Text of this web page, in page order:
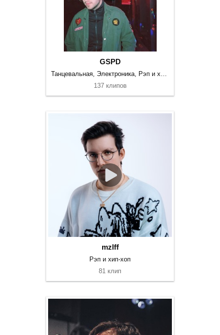
GSPD
Танцевальная, Электроника, Рэп и хип-хоп
137 клипов
mzlff
Рэп и хип-хоп
81 клип